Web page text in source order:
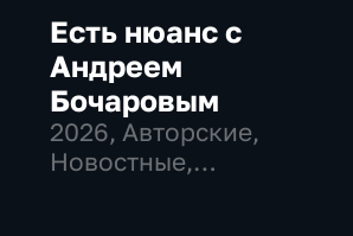
Есть нюанс с
Андреем
Бочаровым
2026, Авторские,
Новостные,